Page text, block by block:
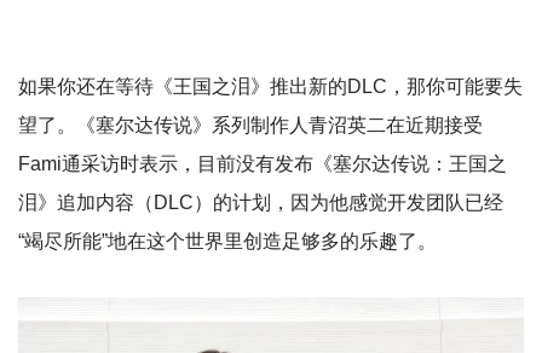
如果你还在等待《王国之泪》推出新的DLC，那你可能要失
望了。《塞尔达传说》系列制作人青沼英二在近期接受
Fami通采访时表示，目前没有发布《塞尔达传说：王国之
泪》追加内容（DLC）的计划，因为他感觉开发团队已经
“竭尽所能”地在这个世界里创造足够多的乐趣了。